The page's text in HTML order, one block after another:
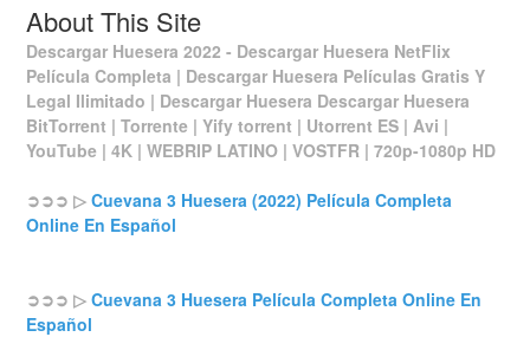
About This Site
Descargar Huesera 2022 - Descargar Huesera NetFlix
Película Completa | Descargar Huesera Películas Gratis Y
Legal Ilimitado | Descargar Huesera Descargar Huesera
BitTorrent | Torrente | Yify torrent | Utorrent ES | Avi |
YouTube | 4K | WEBRIP LATINO | VOSTFR | 720p-1080p HD
➲➲➲ ▷Cuevana 3 Huesera (2022) Película Completa
Online En Español
➲➲➲ ▷Cuevana 3 Huesera Película Completa Online En
Español